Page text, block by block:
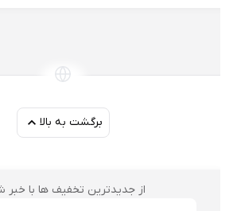
برگشت به بالا
از جدیدترین تخفیف ها با خبر شوید